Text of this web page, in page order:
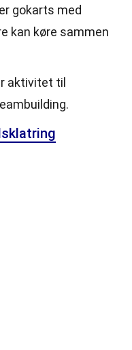
gokarts med
kan køre sammen
aktivitet til